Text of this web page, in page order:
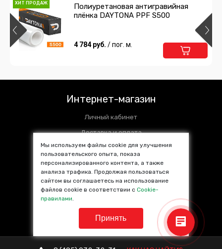
ХИТ ПРОДАЖ
Полиуретановая антигравийная
плёнка DAYTONA PPF S500
4 784 руб. / пог. м.
Интернет-магазин
Личный кабинет
Доставка и оплата
Установочные центры
Контакты
SALE %
Популярные товары
Мы используем файлы cookie для улучшения
пользовательского опыта, показа
персонализированного контента, а также
анализа трафика. Продолжая пользоваться
сайтом вы соглашаетесь на использование
файлов cookie в соответствии сCookie-
правилами.
Принять